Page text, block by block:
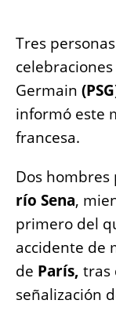
e
b
o
o
k
s
A
p
p
Tres
Germain
informó este
francesa.
Dos
río Sena,
primero del
accidente de
de París, tras
señalización